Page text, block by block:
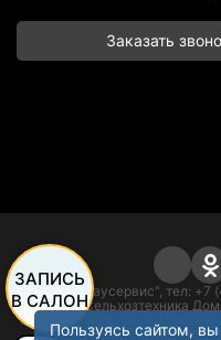
Заказать
ООО "Баусервис", тел: +7
Адрес: п. Сельхозтехника
офисного типа, этаж 1
Политика
ЗАПИСЬ
В САЛОН
Пользуясь сайтом,